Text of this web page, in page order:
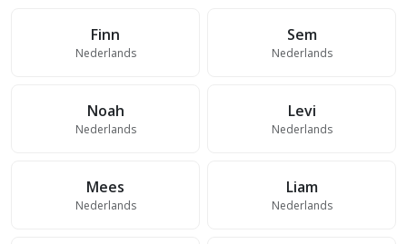
Finn
Nederlands
Sem
Nederlands
Noah
Nederlands
Levi
Nederlands
Mees
Nederlands
Liam
Nederlands